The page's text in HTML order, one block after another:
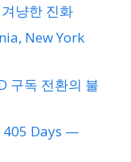
냥한 진화
New York
구독 전환의 불
405 Days —